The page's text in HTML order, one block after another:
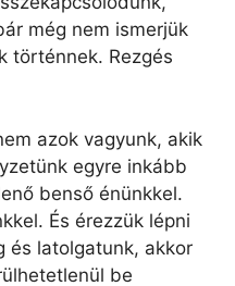
még nem ismerjük
történnek. Rezgés
azok vagyunk, akik
egyre inkább
benső énünkkel.
És érezzük lépni
és latolgatunk, akkor
be